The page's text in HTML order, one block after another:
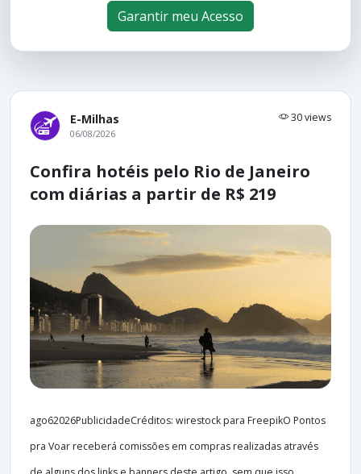
Garantir meu Acesso
E-Milhas 30 views
06/08/2026
Confira hotéis pelo Rio de Janeiro
com diárias a partir de R$ 219
ago62026PublicidadeCréditos: wirestock para FreepikO Pontos
pra Voar receberá comissões em compras realizadas através